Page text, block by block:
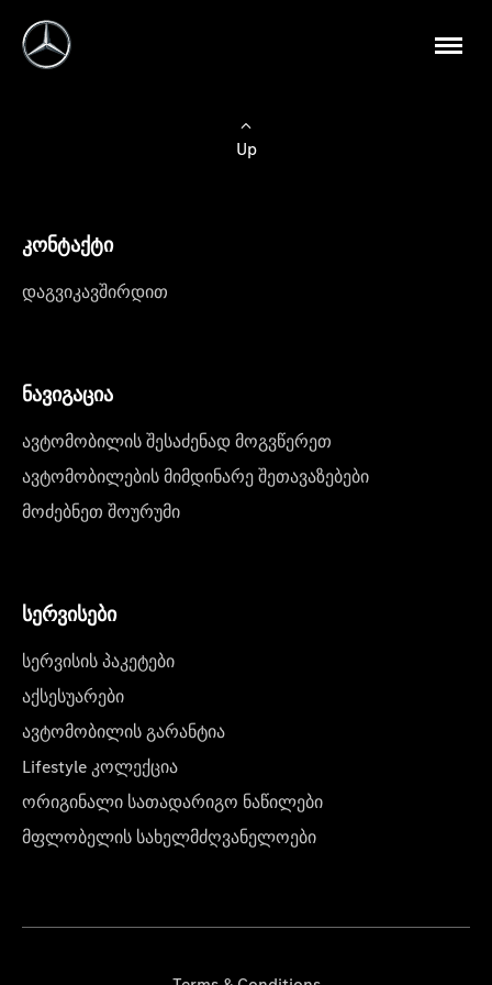
Up
კონტაქტი
დაგვიკავშირდით
ნავიგაცია
ავტომობილის შესაძენად მოგვწერეთ
ავტომობილების მიმდინარე შეთავაზებები
მოძებნეთ შოურუმი
სერვისები
სერვისის პაკეტები
აქსესუარები
ავტომობილის გარანტია
Lifestyle კოლექცია
ორიგინალი სათადარიგო ნაწილები
მფლობელის სახელმძღვანელოები